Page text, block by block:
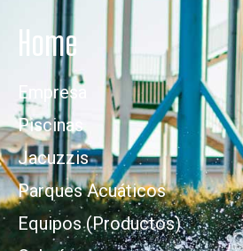
Home
Empresa
Piscinas
Jacuzzis
Parques Acuáticos
Equipos (Productos)